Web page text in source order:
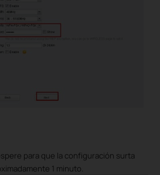
para que la configuración surta
1 minuto.